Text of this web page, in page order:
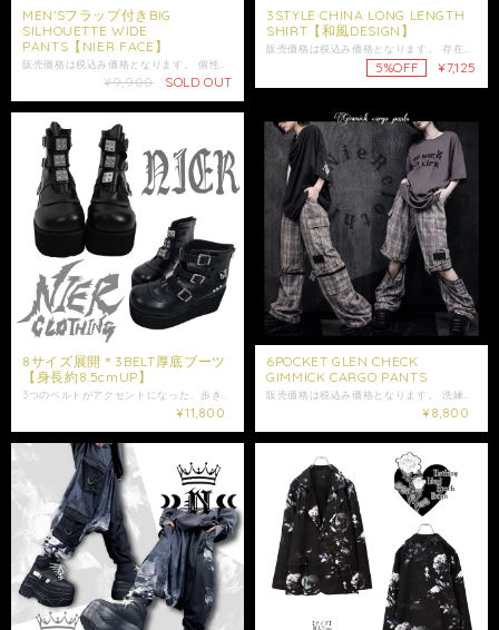
MEN’Sフラップ付きBIG
SILHOUETTE WIDE
PANTS【NIER FACE】
¥9,900 SOLD OUT
3STYLE CHINA LONG LENGTH
SHIRT【和風DESIGN】
5%OFF ¥7,125
8サイズ展開＊3BELT厚底ブーツ
【身長約8.5cmUP】
¥11,800
6POCKET GLEN CHECK
GIMMICK CARGO PANTS
¥8,800